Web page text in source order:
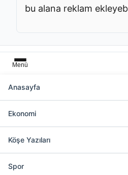
bu alana reklam
Menü
Anasayfa
Ekonomi
Köşe Yazıları
Spor
Reklam Yönetimi